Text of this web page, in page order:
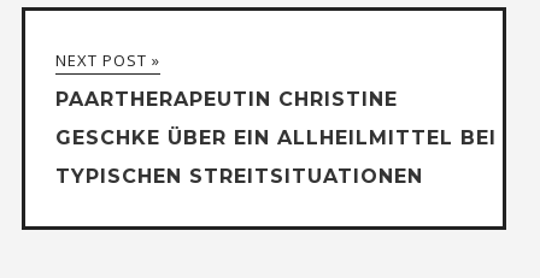
NEXT POST »
PAARTHERAPEUTIN CHRISTINE
GESCHKE ÜBER EIN ALLHEILMITTEL BEI
TYPISCHEN STREITSITUATIONEN